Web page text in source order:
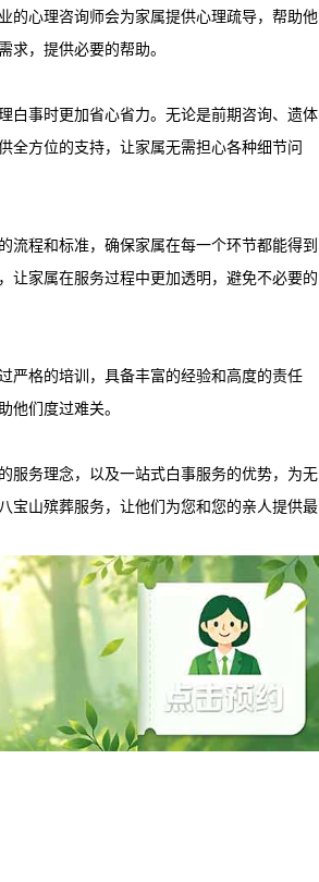
的心理咨询师会为家属提供心理疏导，帮助他
求，提供必要的帮助。
白事时更加省心省力。无论是前期咨询、遗体
全方位的支持，让家属无需担心各种细节问
流程和标准，确保家属在每一个环节都能得到
让家属在服务过程中更加透明，避免不必要的
严格的培训，具备丰富的经验和高度的责任
他们度过难关。
服务理念，以及一站式白事服务的优势，为无
八宝山殡葬服务，让他们为您和您的亲人提供最